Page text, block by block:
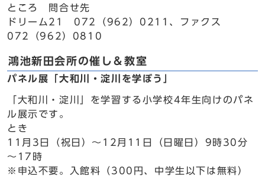
ところ 問合せ先
ドリーム21 072（962）0211、ファクス
072（962）0810
鴻池新田会所の催し＆教室
パネル展「大和川・淀川を学ぼう」
「大和川・淀川」を学習する小学校4年生向けのパネ
ル展示です。
とき
11月3日（祝日）～12月11日（日曜日）9時30分
～17時
※申込不要。入館料（300円、中学生以下は無料）